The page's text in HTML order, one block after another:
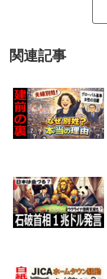
関連記事